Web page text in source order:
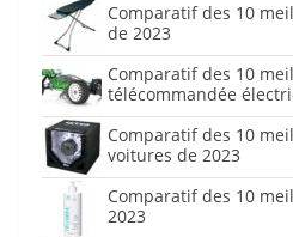
Comparatif des 10
de 2023
Comparatif des 10
télécommandée
Comparatif des 10
voitures de 2023
Comparatif des 10
2023